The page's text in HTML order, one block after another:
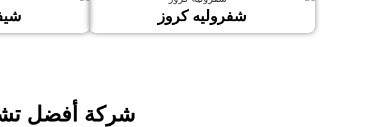
شفروليه كروز
شركة أفضل